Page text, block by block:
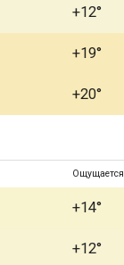
+12°
+19°
+20°
Ощущается
+14°
+12°